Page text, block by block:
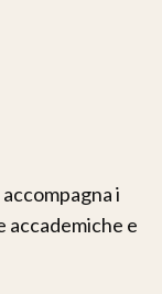
i
accademiche e